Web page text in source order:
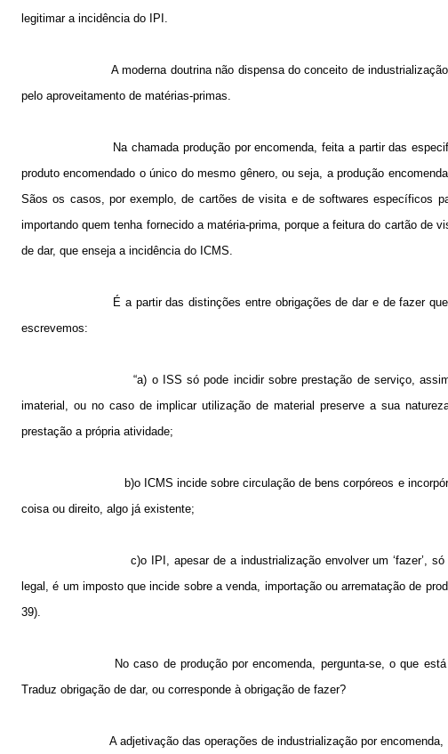
legitimar a incidência do IPI.
A moderna doutrina não dispensa do conceito de
pelo aproveitamento de matérias-primas.
Na chamada produção por encomenda, feita a partir das
produto encomendado o único do mesmo gênero, ou seja, a produção
Sãos os casos, por exemplo, de cartões de visita e de softwares específicos
importando quem tenha fornecido a matéria-prima, porque a feitura do cartão de
de dar, que enseja a incidência do ICMS.
É a partir das distinções entre obrigações de dar e de fazer
escrevemos:
“a) o ISS só pode incidir sobre prestação de serviço,
imaterial, ou no caso de implicar utilização de material preserve a sua
prestação a própria atividade;
b)o ICMS incide sobre circulação de bens corpóreos e
coisa ou direito, algo já existente;
c)o IPI, apesar de a industrialização envolver um ‘fazer’,
legal, é um imposto que incide sobre a venda, importação ou arrematação de
39).
No caso de produção por encomenda, pergunta-se, o que
Traduz obrigação de dar, ou corresponde à obrigação de fazer?
A adjetivação das operações de industrialização por